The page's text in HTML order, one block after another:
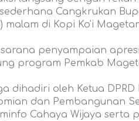
Cangkrukan
malam di Kopi Ko'i
penyampaian
program Pemkab
dihadiri oleh Ketua
dan Pembangunan
Cahaya Wijaya